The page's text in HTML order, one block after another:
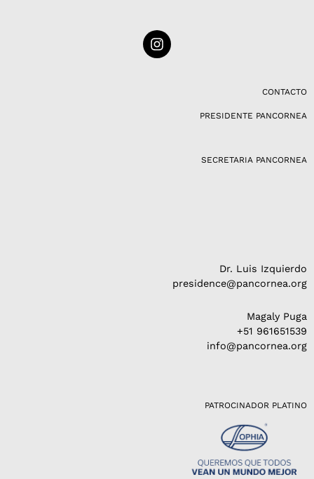
I
n
CONTACTO
PRESIDENTE PANCORNEA
SECRETARIA PANCORNEA
Dr. Luis Izquierdo
presidence@pancornea.org
Magaly Puga
+51 961651539
info@pancornea.org
PATROCINADOR PLATINO